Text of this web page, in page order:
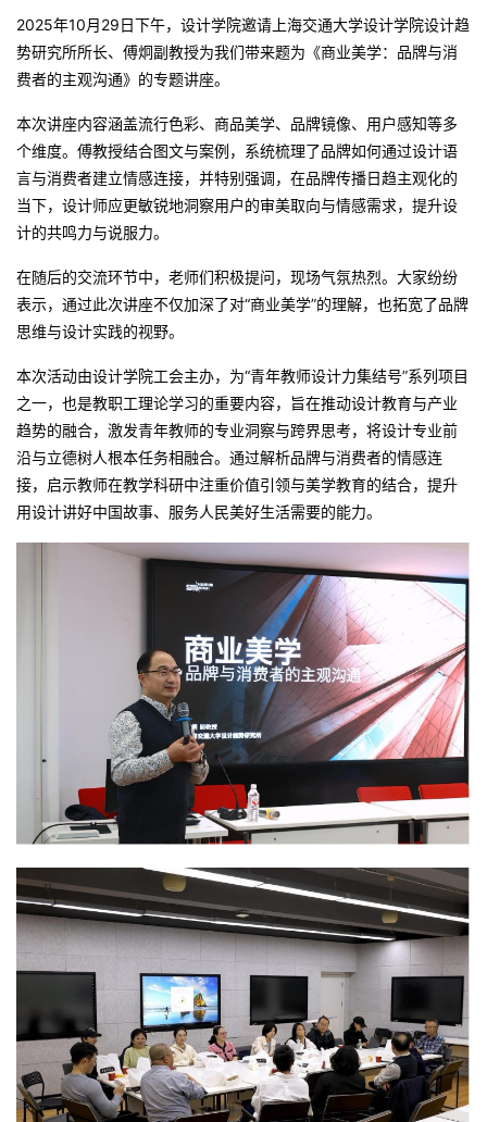
2025年10月29日下午，设计学院邀请上海交通大学设计学院设计趋
势研究所所长、傅炯副教授为我们带来题为《商业美学：品牌与消
费者的主观沟通》的专题讲座。
本次讲座内容涵盖流行色彩、商品美学、品牌镜像、用户感知等多
个维度。傅教授结合图文与案例，系统梳理了品牌如何通过设计语
言与消费者建立情感连接，并特别强调，在品牌传播日趋主观化的
当下，设计师应更敏锐地洞察用户的审美取向与情感需求，提升设
计的共鸣力与说服力。
在随后的交流环节中，老师们积极提问，现场气氛热烈。大家纷纷
表示，通过此次讲座不仅加深了对“商业美学”的理解，也拓宽了品牌
思维与设计实践的视野。
本次活动由设计学院工会主办，为“青年教师设计力集结号”系列项目
之一，也是教职工理论学习的重要内容，旨在推动设计教育与产业
趋势的融合，激发青年教师的专业洞察与跨界思考，将设计专业前
沿与立德树人根本任务相融合。通过解析品牌与消费者的情感连
接，启示教师在教学科研中注重价值引领与美学教育的结合，提升
用设计讲好中国故事、服务人民美好生活需要的能力。